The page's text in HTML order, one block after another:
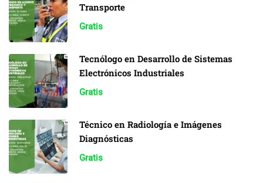
Transporte
Gratis
Tecnólogo en Desarrollo de Sistemas
Electrónicos Industriales
Gratis
Técnico en Radiología e Imágenes
Diagnósticas
Gratis